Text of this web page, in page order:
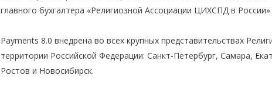
главного бухгалтера «Религиозной Ассоциации ЦИХСПД в
Payments 8.0 внедрена во всех крупных представительствах
территории Российской Федерации: Санкт-Петербург, Самара,
Ростов и Новосибирск.